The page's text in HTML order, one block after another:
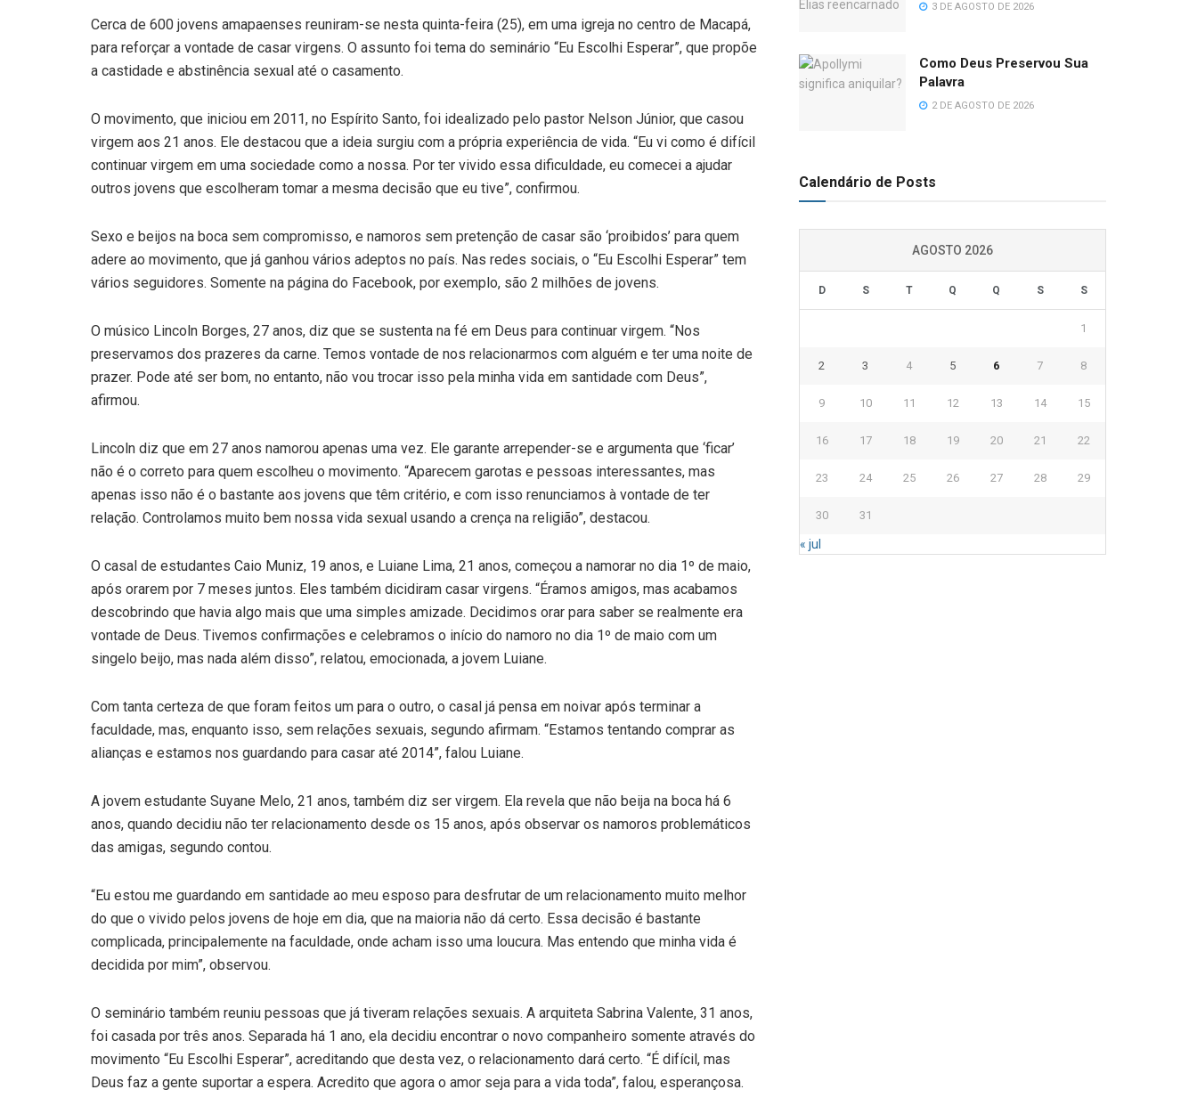
Cerca de 600 jovens amapaenses reuniram-se nesta quinta-feira (25), em uma igreja no centro de Macapá,
para reforçar a vontade de casar virgens. O assunto foi tema do seminário “Eu Escolhi Esperar”, que propõe
a castidade e abstinência sexual até o casamento.
O movimento, que iniciou em 2011, no Espírito Santo, foi idealizado pelo pastor Nelson Júnior, que casou
virgem aos 21 anos. Ele destacou que a ideia surgiu com a própria experiência de vida. “Eu vi como é difícil
continuar virgem em uma sociedade como a nossa. Por ter vivido essa dificuldade, eu comecei a ajudar
outros jovens que escolheram tomar a mesma decisão que eu tive”, confirmou.
Sexo e beijos na boca sem compromisso, e namoros sem pretenção de casar são ‘proibidos’ para quem
adere ao movimento, que já ganhou vários adeptos no país. Nas redes sociais, o “Eu Escolhi Esperar” tem
vários seguidores. Somente na página do Facebook, por exemplo, são 2 milhões de jovens.
O músico Lincoln Borges, 27 anos, diz que se sustenta na fé em Deus para continuar virgem. “Nos
preservamos dos prazeres da carne. Temos vontade de nos relacionarmos com alguém e ter uma noite de
prazer. Pode até ser bom, no entanto, não vou trocar isso pela minha vida em santidade com Deus”,
afirmou.
Lincoln diz que em 27 anos namorou apenas uma vez. Ele garante arrepender-se e argumenta que ‘ficar’
não é o correto para quem escolheu o movimento. “Aparecem garotas e pessoas interessantes, mas
apenas isso não é o bastante aos jovens que têm critério, e com isso renunciamos à vontade de ter
relação. Controlamos muito bem nossa vida sexual usando a crença na religião”, destacou.
O casal de estudantes Caio Muniz, 19 anos, e Luiane Lima, 21 anos, começou a namorar no dia 1º de maio,
após orarem por 7 meses juntos. Eles também dicidiram casar virgens. “Éramos amigos, mas acabamos
descobrindo que havia algo mais que uma simples amizade. Decidimos orar para saber se realmente era
vontade de Deus. Tivemos confirmações e celebramos o início do namoro no dia 1º de maio com um
singelo beijo, mas nada além disso”, relatou, emocionada, a jovem Luiane.
Com tanta certeza de que foram feitos um para o outro, o casal já pensa em noivar após terminar a
faculdade, mas, enquanto isso, sem relações sexuais, segundo afirmam. “Estamos tentando comprar as
alianças e estamos nos guardando para casar até 2014”, falou Luiane.
A jovem estudante Suyane Melo, 21 anos, também diz ser virgem. Ela revela que não beija na boca há 6
anos, quando decidiu não ter relacionamento desde os 15 anos, após observar os namoros problemáticos
das amigas, segundo contou.
“Eu estou me guardando em santidade ao meu esposo para desfrutar de um relacionamento muito melhor
do que o vivido pelos jovens de hoje em dia, que na maioria não dá certo. Essa decisão é bastante
complicada, principalemente na faculdade, onde acham isso uma loucura. Mas entendo que minha vida é
decidida por mim”, observou.
O seminário também reuniu pessoas que já tiveram relações sexuais. A arquiteta Sabrina Valente, 31 anos,
foi casada por três anos. Separada há 1 ano, ela decidiu encontrar o novo companheiro somente através do
movimento “Eu Escolhi Esperar”, acreditando que desta vez, o relacionamento dará certo. “É difícil, mas
Deus faz a gente suportar a espera. Acredito que agora o amor seja para a vida toda”, falou, esperançosa.
3 DE AGOSTO DE 2026
Como Deus Preservou Sua
Palavra
2 DE AGOSTO DE 2026
Calendário de Posts
AGOSTO 2026
D S T Q Q S S
1
2 3 4 5 6 7 8
9 10 11 12 13 14 15
16 17 18 19 20 21 22
23 24 25 26 27 28 29
30 31
« jul